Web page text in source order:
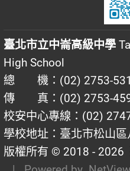
臺北市立中崙高級中學
High School
總 機：(02) 2753-
傳 真：(02) 2753-
校安中心專線：(02)
學校地址：臺北市松山
版權所有 © 2018 - 2026